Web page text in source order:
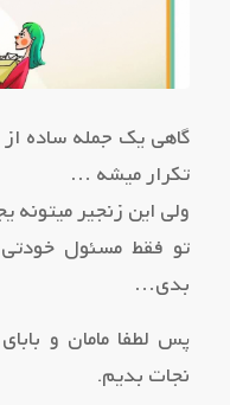
گاهی یک جمله ساده از
تکرار میشه …
ولی این زنجیر میتونه
تو فقط مسئول
بدی…
پس لطفا مامان و
نجات بدیم.